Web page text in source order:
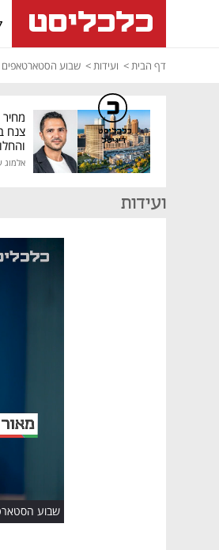
דף הבית ועידות שבוע הסטארטאפים 2023
מחיר
אלמוג
ועידות
שבוע
כלכליסט
דיגיטל